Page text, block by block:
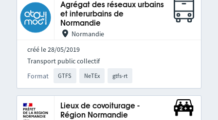
Agrégat des réseaux urbains
et interurbains de
Normandie
Normandie
créé le 28/05/2019
Format GTFS NeTEx gtfs-rt
Transport public collectif
Lieux de covoiturage -
Région Normandie